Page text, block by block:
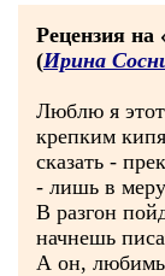
Рецензия на
(Ирина
Люблю я
крепким
сказать -
- лишь в
В разгон
начнешь
А он,